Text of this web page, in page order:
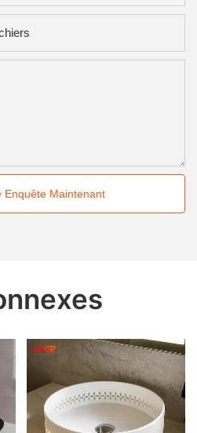
Enquête Maintenant